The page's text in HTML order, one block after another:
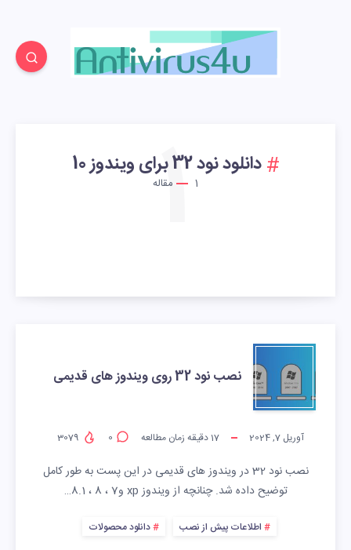
دانلود نود 32 برای ویندوز 10
1 مقاله
1
نصب نود 32 روی ویندوز های قدیمی
آوریل 7, 2024 17دقیقه زمان مطالعه 0
نصب نود 32 در ویندوز های قدیمی در این پست به طور کامل
توضیح داده شد. چنانچه از ویندوز xp و7 ، 8 ، 8.1…
اطلاعات پیش از نصب دانلود محصولات